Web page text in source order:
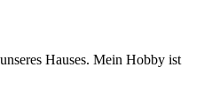
Hauses. Mein Hobby ist